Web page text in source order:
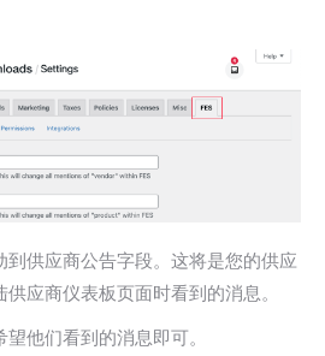
供应商公告字段。这将是您的供应
应商仪表板页面时看到的消息。
他们看到的消息即可。